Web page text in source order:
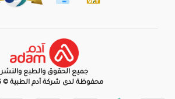
جميع الحقوق والطبع والنشر
محفوظة لدى شركة آدم الطبية © 2026